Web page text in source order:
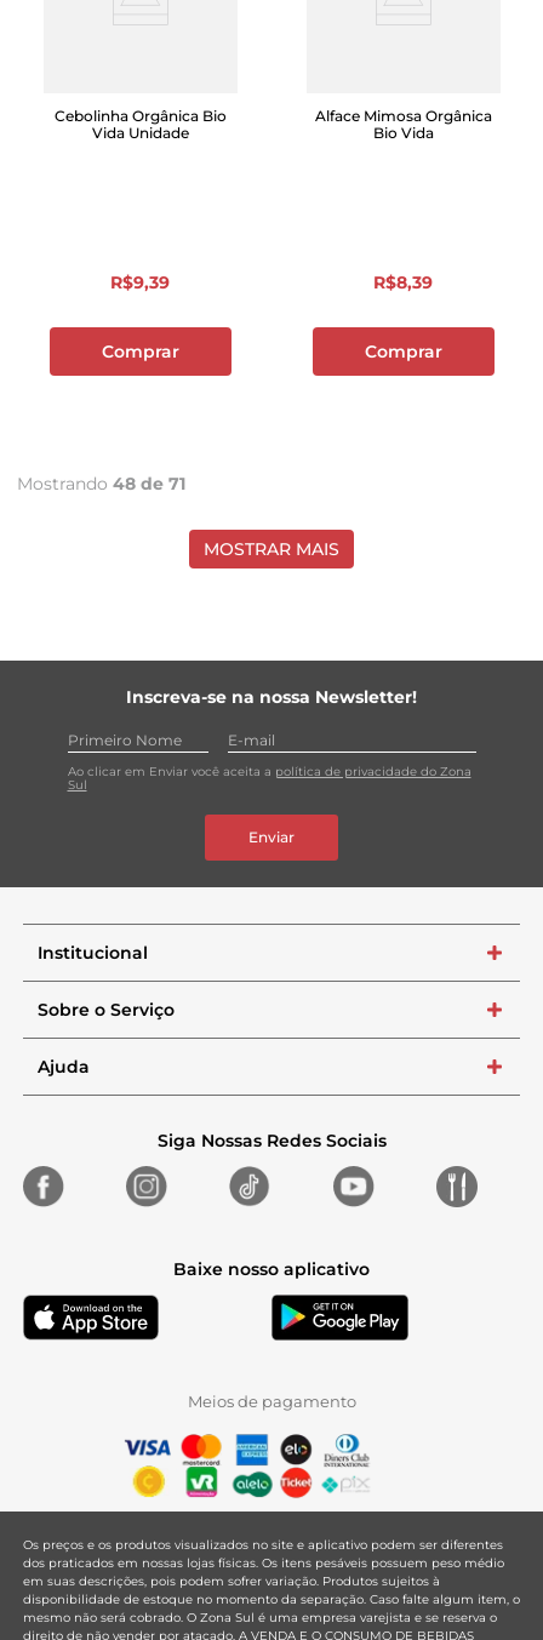
Cebolinha Orgânica Bio
Vida Unidade
R$9,39
Comprar
Alface Mimosa Orgânica
Bio Vida
R$8,39
Comprar
Mostrando 48 de 71
MOSTRAR MAIS
Inscreva-se na nossa Newsletter!
Ao clicar em Enviar você aceita a política de privacidade do Zona
Sul
Enviar
Institucional +
Sobre o Serviço +
Ajuda +
Siga Nossas Redes Sociais
Baixe nosso aplicativo
Meios de pagamento
Os preços e os produtos visualizados no site e aplicativo podem ser diferentes
dos praticados em nossas lojas físicas. Os itens pesáveis possuem peso médio
em suas descrições, pois podem sofrer variação. Produtos sujeitos à
disponibilidade de estoque no momento da separação. Caso falte algum item, o
mesmo não será cobrado. O Zona Sul é uma empresa varejista e se reserva o
direito de não vender por atacado. A VENDA E O CONSUMO DE BEBIDAS